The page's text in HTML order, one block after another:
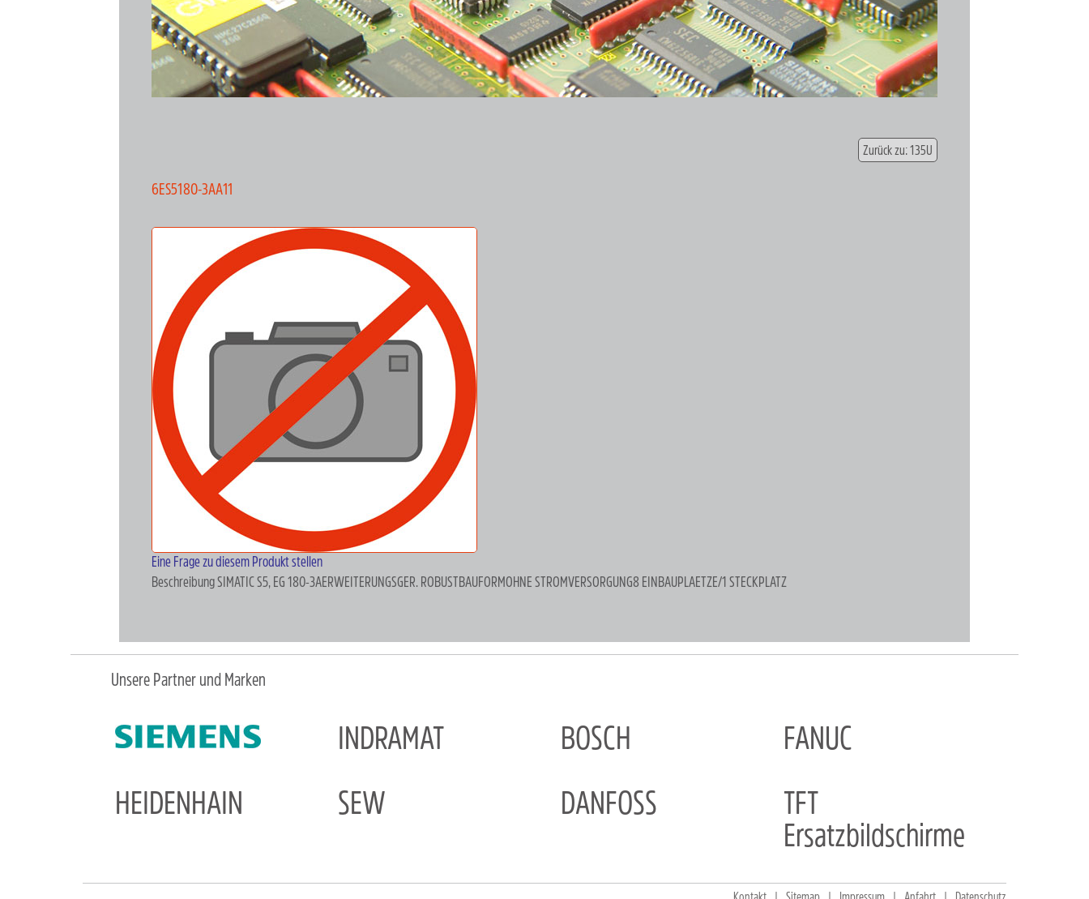
Zurück zu: 135U
6ES5180-3AA11
Eine Frage zu diesem Produkt stellen
BeschreibungSIMATIC S5, EG 180-3AERWEITERUNGSGER. ROBUSTBAUFORMOHNE STROMVERSORGUNG8 EINBAUPLAETZE/1 STECKPLATZ
Unsere Partner und Marken
INDRAMAT BOSCH
FANUC
HEIDENHAIN
SEW DANFOSS
TFT
Ersatzbildschirme